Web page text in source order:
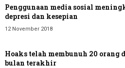
Penggunaan media sosial
depresi dan kesepian
12 November 2018
Hoaks telah membunuh 20 orang
bulan terakhir